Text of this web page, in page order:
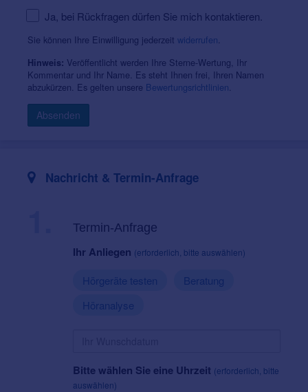
Ja, bei Rückfragen dürfen Sie mich kontaktieren.
Sie können Ihre Einwilligung jederzeit widerrufen.
Hinweis: Veröffentlicht werden Ihre Sterne-Wertung, Ihr
Kommentar und Ihr Name. Es steht Ihnen frei, Ihren Namen
abzukürzen. Es gelten unsere Bewertungsrichtlinien.
Absenden
Nachricht & Termin-Anfrage
Termin-Anfrage
Ihr Anliegen (erforderlich, bitte auswählen)
Hörgeräte testen
Beratung
Höranalyse
Bitte wählen Sie eine Uhrzeit (erforderlich, bitte
auswählen)